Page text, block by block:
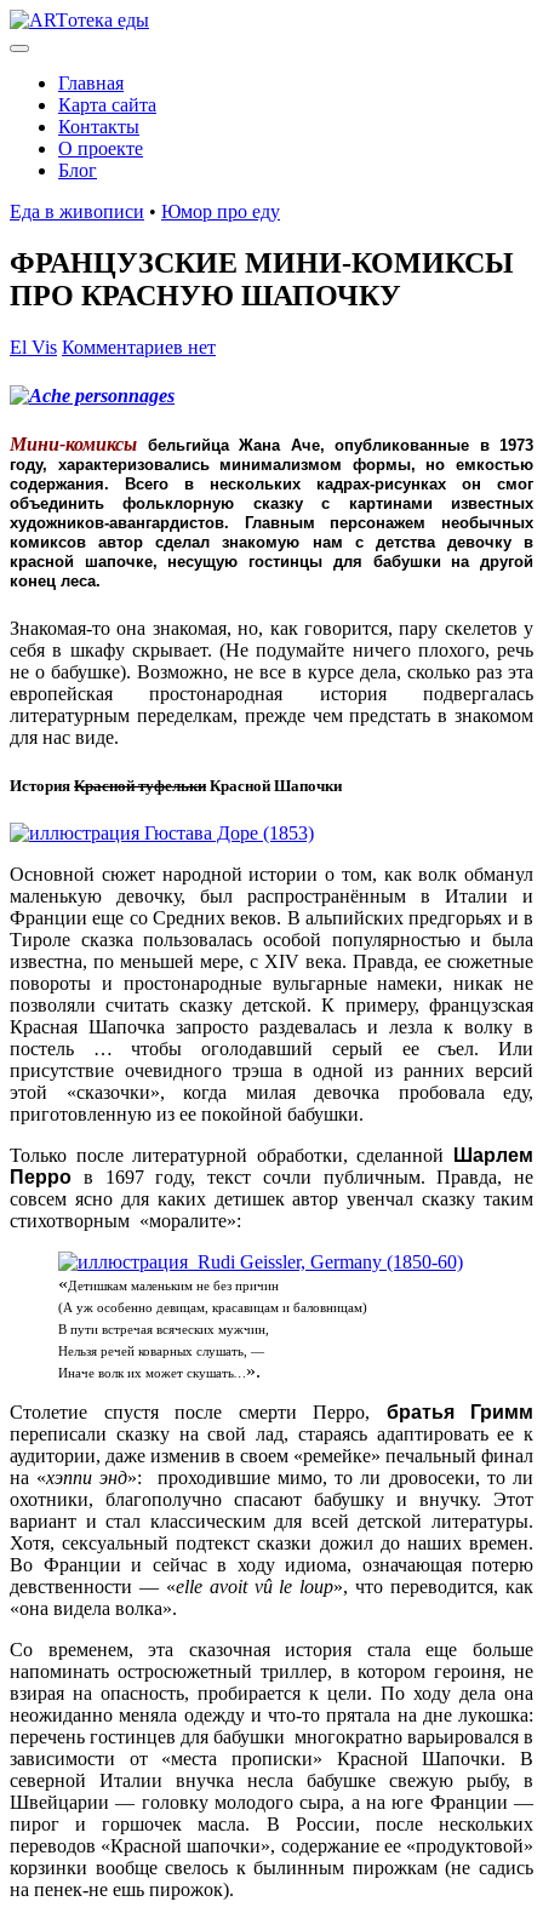
Главная
Карта сайта
Контакты
О проекте
Блог
Еда в живописи • Юмор про еду
ФРАНЦУЗСКИЕ МИНИ-КОМИКСЫ
ПРО КРАСНУЮ ШАПОЧКУ
El Vis Комментариев нет
Мини-комиксы бельгийца Жана Аче, опубликованные в 1973
году, характеризовались минимализмом формы, но емкостью
содержания. Всего в нескольких кадрах-рисунках он смог
объединить фольклорную сказку с картинами известных
художников-авангардистов. Главным персонажем необычных
комиксов автор сделал знакомую нам с детства девочку в
красной шапочке, несущую гостинцы для бабушки на другой
конец леса.
Знакомая-то она знакомая, но, как говорится, пару скелетов у
себя в шкафу скрывает. (Не подумайте ничего плохого, речь
не о бабушке). Возможно, не все в курсе дела, сколько раз эта
европейская простонародная история подвергалась
литературным переделкам, прежде чем предстать в знакомом
для нас виде.
История Красной туфельки Красной Шапочки
Основной сюжет народной истории о том, как волк обманул
маленькую девочку, был распространённым в Италии и
Франции еще со Средних веков. В альпийских предгорьях и в
Тироле сказка пользовалась особой популярностью и была
известна, по меньшей мере, с XIV века. Правда, ее сюжетные
повороты и простонародные вульгарные намеки, никак не
позволяли считать сказку детской. К примеру, французская
Красная Шапочка запросто раздевалась и лезла к волку в
постель … чтобы оголодавший серый ее съел. Или
присутствие очевидного трэша в одной из ранних версий
этой «сказочки», когда милая девочка пробовала еду,
приготовленную из ее покойной бабушки.
Только после литературной обработки, сделанной
Шарлем
Перро в 1697 году, текст сочли публичным. Правда, не
совсем ясно для каких детишек автор увенчал сказку таким
стихотворным «моралите»:
«Детишкам маленьким не без причин
(А уж особенно девицам, красавицам и баловницам)
В пути встречая всяческих мужчин,
Нельзя речей коварных слушать, —
Иначе волк их может скушать
».
Столетие спустя после смерти Перро, братья Гримм
переписали сказку на свой лад, стараясь адаптировать ее к
аудитории, даже изменив в своем «ремейке» печальный финал
на «хэппи энд»: проходившие мимо, то ли дровосеки, то ли
охотники, благополучно спасают бабушку и внучку. Этот
вариант и стал классическим для всей детской литературы.
Хотя, сексуальный подтекст сказки дожил до наших времен.
Во Франции и сейчас в ходу идиома, означающая потерю
девственности — «elle avoit vû le loup», что переводится, как
«она видела волка».
Со временем, эта сказочная история стала еще больше
напоминать остросюжетный триллер, в котором героиня, не
взирая на опасность, пробирается к цели. По ходу дела она
неожиданно меняла одежду и что-то прятала на дне лукошка:
перечень гостинцев для бабушки многократно варьировался в
зависимости от «места прописки» Красной Шапочки. В
северной Италии внучка несла бабушке свежую рыбу, в
Швейцарии — головку молодого сыра, а на юге Франции —
пирог и горшочек масла. В России, после нескольких
переводов «Красной шапочки», содержание ее «продуктовой»
корзинки вообще свелось к былинным пирожкам (не садись
на пенек-не ешь пирожок).